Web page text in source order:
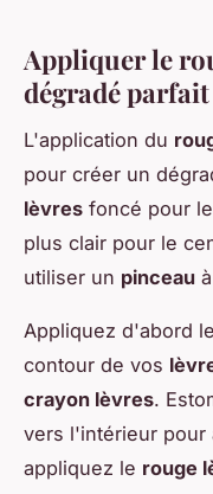
Appliquer le
dégradé parfait
L'application du
pour créer un
lèvres foncé pour
plus clair pour le
utiliser un pinceau
Appliquez d'abord le
contour de vos
crayon lèvres.
vers l'intérieur pour
appliquez le rouge